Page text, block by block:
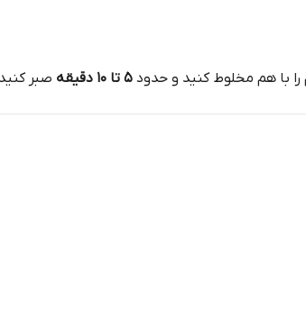
را با هم مخلوط کنید و حدود ۵ تا ۱۰ دقیقه صبر